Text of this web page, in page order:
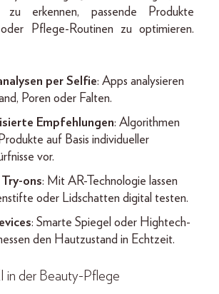
zu erkennen, passende Produkte
oder Pflege-Routinen zu optimieren.
per Selfie: Apps analysieren
Poren oder Falten.
Empfehlungen: Algorithmen
auf Basis individueller
vor.
ons: Mit AR-Technologie lassen
oder Lidschatten digital testen.
: Smarte Spiegel oder Hightech-
den Hautzustand in Echtzeit.
in der Beauty-Pflege